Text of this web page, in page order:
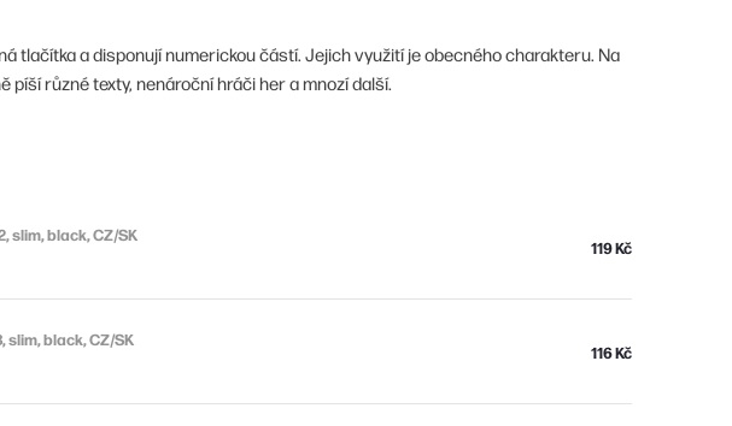
tlačítka a disponují numerickou částí. Jejich využití je obecného charakteru. Na
různé texty, nenároční hráči her a mnozí další.
slim, black, CZ/SK
119 Kč
slim, black, CZ/SK
116 Kč